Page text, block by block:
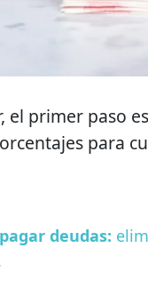
el primer paso
para
deudas: